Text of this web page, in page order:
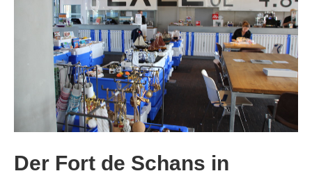
Der Fort de Schans in